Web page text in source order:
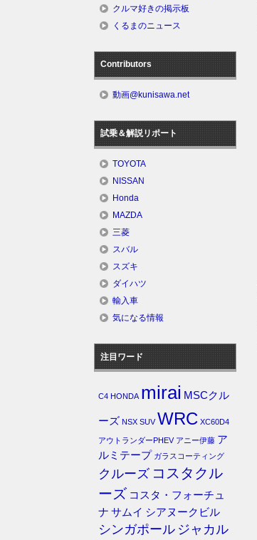
クルマ好きの掲示板
くるまのニュース
Contributors
動画@kunisawa.net
試乗＆解説リポート
TOYOTA
NISSAN
Honda
MAZDA
三菱
スバル
スズキ
ダイハツ
輸入車
気になる情報
注目ワード
C4 HONDA mirai MSCクル
ーズ NSX SUV WRC XC60D4
アウトランダーPHEV アニー伊藤 ア
ルミテープ ガラスコーティング
クルーズ コスタクル
ーズ コスタ・フォーチュ
ナ サムイ シアヌークビル
シンガポール ジャカル